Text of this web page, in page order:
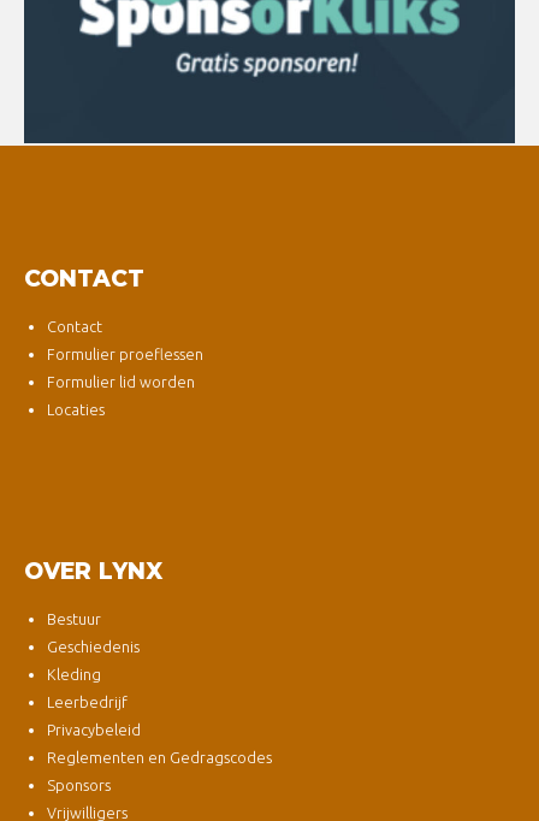
CONTACT
Contact
Formulier proeflessen
Formulier lid worden
Locaties
OVER LYNX
Bestuur
Geschiedenis
Kleding
Leerbedrijf
Privacybeleid
Reglementen en Gedragscodes
Sponsors
Vrijwilligers